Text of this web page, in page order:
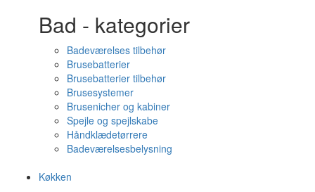
Bad - kategorier
Badeværelses tilbehør
Brusebatterier
Brusebatterier tilbehør
Brusesystemer
Brusenicher og kabiner
Spejle og spejlskabe
Håndklædetørrere
Badeværelsesbelysning
Køkken